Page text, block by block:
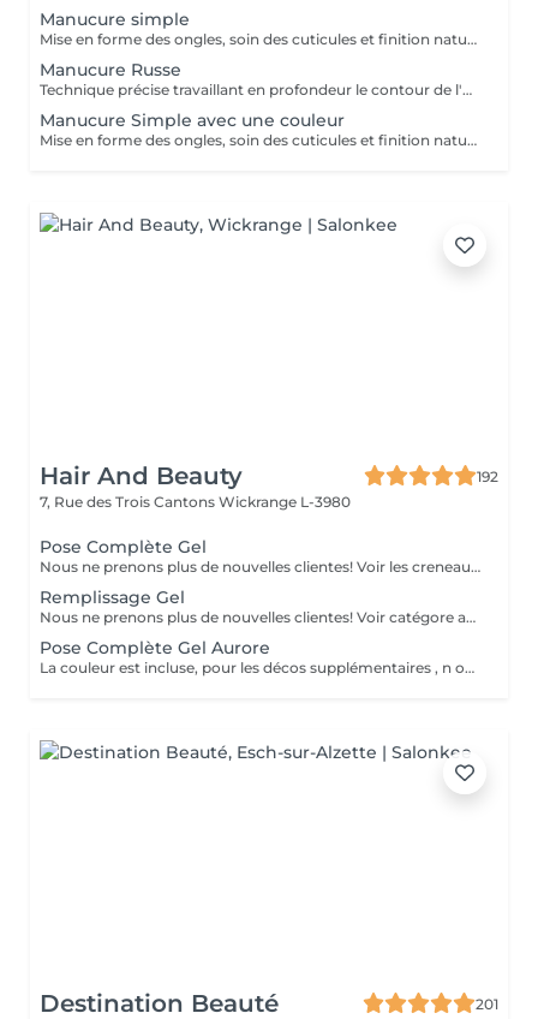
Manucure simple
Mise en forme des ongles, soin des cuticules et finition naturelle pour des mains propres et soignée.
Manucure Russe
Technique précise travaillant en profondeur le contour de l'ongle et les cuticules, pour une finition nette, durable et parfaitement soignée. Idéal avant la pose de vernis ou gel/acrylique.
Manucure Simple avec une couleur
Mise en forme des ongles, soin des cuticules et finition naturelle (manicure simples) pour des mains propres et soignée avec une couleur.
Hair And Beauty
192
7, Rue des Trois Cantons Wickrange L-3980
Pose Complète Gel
Nous ne prenons plus de nouvelles clientes! Voir les creneaux ds la catégorie avec Aurore
Remplissage Gel
Nous ne prenons plus de nouvelles clientes! Voir catégore avec Aurore
Pose Complète Gel Aurore
La couleur est incluse, pour les décos supplémentaires , n oubliez pas d aller dans la rubrique nail arts
Destination Beauté
201